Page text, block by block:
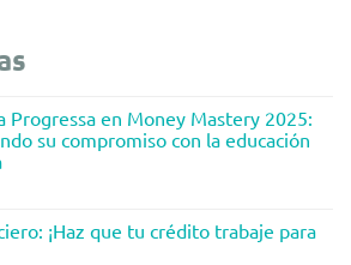
Progressa en Money Mastery 2025:
su compromiso con la educación
¡Haz que tu crédito trabaje para